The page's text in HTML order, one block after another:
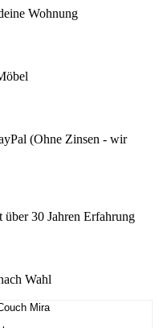
Wohnung
(Ohne Zinsen - wir
30 Jahren Erfahrung
Wahl